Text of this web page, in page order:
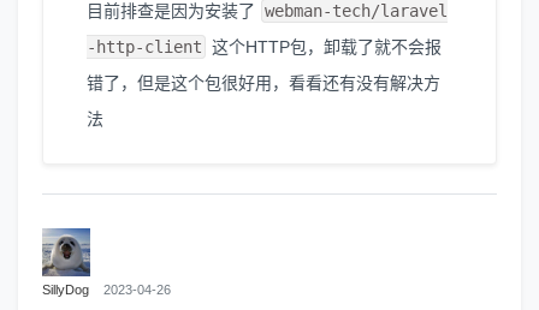
目前排查是因为安装了 webman-tech/laravel
-http-client 这个HTTP包，卸载了就不会报
错了，但是这个包很好用，看看还有没有解决方
法
SillyDog 2023-04-26